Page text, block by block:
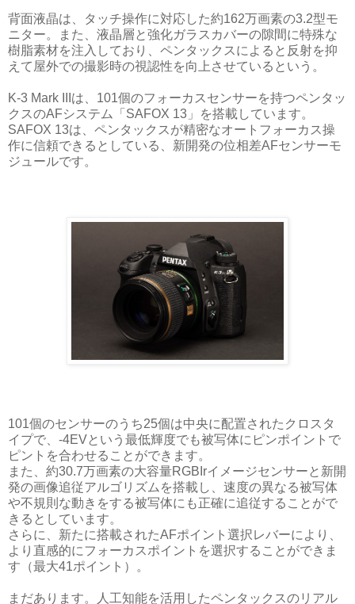
背面液晶は、タッチ操作に対応した約162万画素の3.2型モ
ニター。また、液晶層と強化ガラスカバーの隙間に特殊な
樹脂素材を注入しており、ペンタックスによると反射を抑
えて屋外での撮影時の視認性を向上させているという。
K-3 Mark IIIは、101個のフォーカスセンサーを持つペンタッ
クスのAFシステム「SAFOX 13」を搭載しています。
SAFOX 13は、ペンタックスが精密なオートフォーカス操
作に信頼できるとしている、新開発の位相差AFセンサーモ
ジュールです。
101個のセンサーのうち25個は中央に配置されたクロスタ
イプで、-4EVという最低輝度でも被写体にピンポイントで
ピントを合わせることができます。
また、約30.7万画素の大容量RGBIrイメージセンサーと新開
発の画像追従アルゴリズムを搭載し、速度の異なる被写体
や不規則な動きをする被写体にも正確に追従することがで
きるとしています。
さらに、新たに搭載されたAFポイント選択レバーにより、
より直感的にフォーカスポイントを選択することができま
す（最大41ポイント）。
まだあります。人工知能を活用したペンタックスのリアル